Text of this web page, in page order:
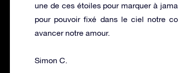
une de ces étoiles pour marquer à
pour pouvoir fixé dans le ciel notre
avancer notre amour.
Simon C.